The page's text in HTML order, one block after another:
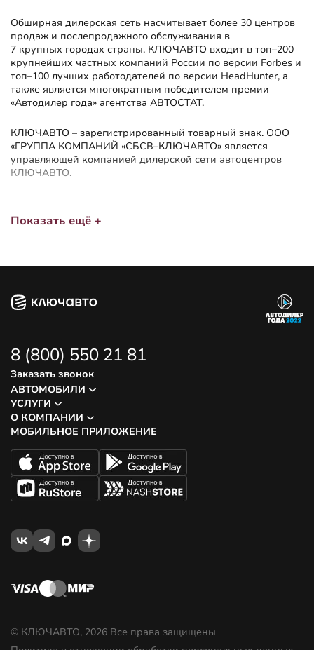
Обширная дилерская сеть насчитывает более 30 центров
продаж и послепродажного обслуживания в
7 крупных городах страны. КЛЮЧАВТО входит в топ–200
крупнейших частных компаний России по версии Forbes и
топ–100 лучших работодателей по версии HeadHunter, а
также является многократным победителем премии
«Автодилер года» агентства АВТОСТАТ.
КЛЮЧАВТО – зарегистрированный товарный знак. ООО
«ГРУППА КОМПАНИЙ «СБСВ–КЛЮЧАВТО» является
управляющей компанией дилерской сети автоцентров
КЛЮЧАВТО.
Показать ещё +
8 (800) 550 21 81
Заказать звонок
АВТОМОБИЛИ
УСЛУГИ
О КОМПАНИИ
МОБИЛЬНОЕ ПРИЛОЖЕНИЕ
© КЛЮЧАВТО, 2026 Все права защищены